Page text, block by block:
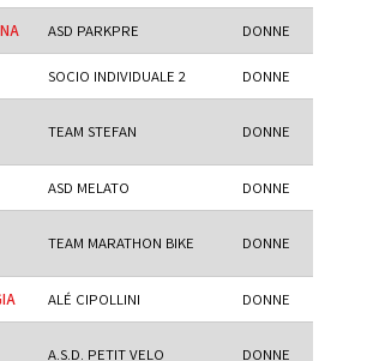
ASD PARKPRE DONNE
SOCIO INDIVIDUALE 2 DONNE
TEAM STEFAN DONNE
ASD MELATO DONNE
TEAM MARATHON BIKE DONNE
ALÉ CIPOLLINI DONNE
A.S.D. PETIT VELO DONNE